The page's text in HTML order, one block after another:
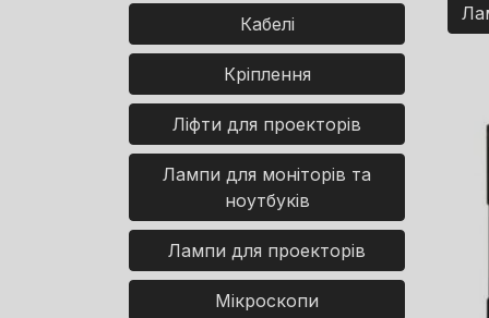
Кабелі
Кріплення
Ліфти для проекторів
Лампи для моніторів та
ноутбуків
Лампи для проекторів
Мікроскопи